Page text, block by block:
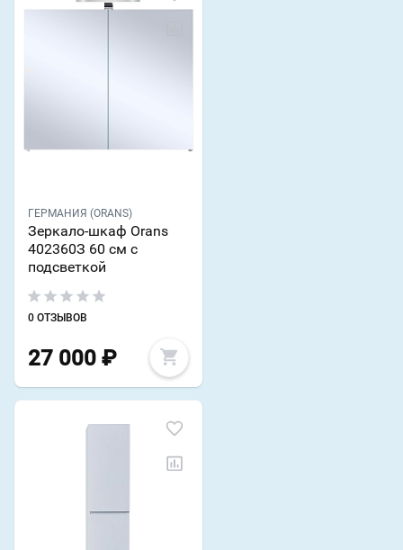
ГЕРМАНИЯ (ORANS)
Зеркало-шкаф Orans
402360З 60 см с
подсветкой
0 ОТЗЫВОВ
27 000 ₽